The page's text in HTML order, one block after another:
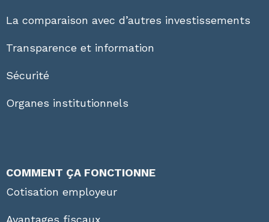
La comparaison avec d’autres investissements
Transparence et information
Sécurité
Organes institutionnels
COMMENT ÇA FONCTIONNE
Cotisation employeur